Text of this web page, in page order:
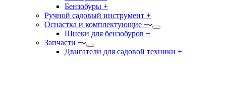
Бензобуры +
Ручной садовый инструмент +
Оснастка и комплектующие +
Шнеки для бензобуров +
Запчасти +
Двигатели для садовой техники +